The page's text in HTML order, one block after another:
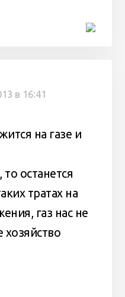
в 16:41
на газе и
останется
тратах на
газ нас не
хозяйство